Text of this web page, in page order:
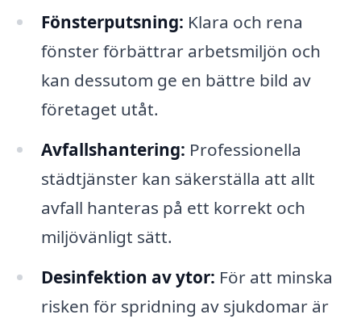
Fönsterputsning: Klara och rena
fönster förbättrar arbetsmiljön och
kan dessutom ge en bättre bild av
företaget utåt.
Avfallshantering: Professionella
städtjänster kan säkerställa att allt
avfall hanteras på ett korrekt och
miljövänligt sätt.
Desinfektion av ytor: För att minska
risken för spridning av sjukdomar är